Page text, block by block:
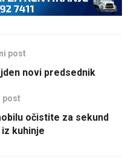
post
novi predsednik
post
očistite za sekund
kuhinje